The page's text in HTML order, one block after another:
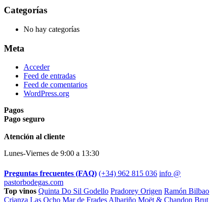
Categorías
No hay categorías
Meta
Acceder
Feed de entradas
Feed de comentarios
WordPress.org
Pagos
Pago seguro
Atención al cliente
Lunes-Viernes de 9:00 a 13:30
Preguntas frecuentes (FAQ) (+34) 962 815 036 info @
pastorbodegas.com
Top vinos Quinta Do Sil Godello Pradorey Origen Ramón Bilbao
Crianza Las Ocho Mar de Frades Albariño Moët & Chandon Brut